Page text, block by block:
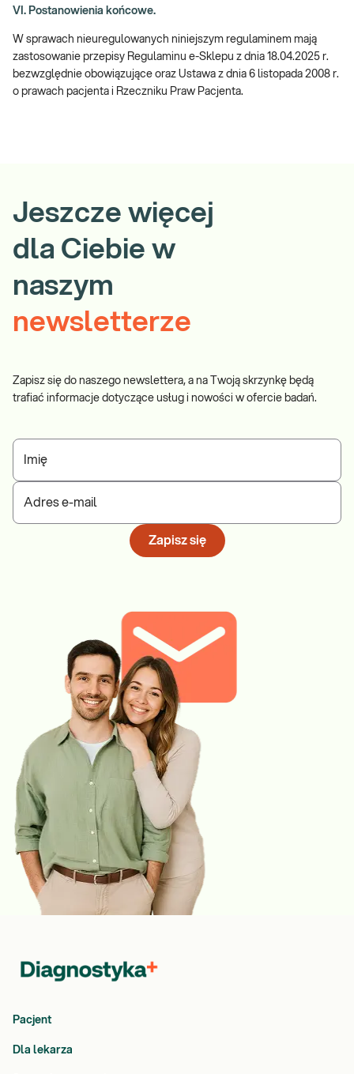
VI. Postanowienia końcowe.
W sprawach nieuregulowanych niniejszym regulaminem mają
zastosowanie przepisy Regulaminu e-Sklepu z dnia 18.04.2025 r.
bezwzględnie obowiązujące oraz Ustawa z dnia 6 listopada 2008 r.
o prawach pacjenta i Rzeczniku Praw Pacjenta.
Jeszcze więcej
dla Ciebie w
naszym
newsletterze
Zapisz się do naszego newslettera, a na Twoją skrzynkę będą
trafiać informacje dotyczące usług i nowości w ofercie badań.
Imię
Adres e-mail
Zapisz się
Pacjent
Dla lekarza